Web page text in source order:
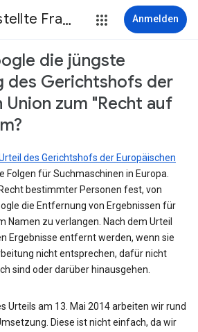
Häufig gestellte Fragen Anmelden
die jüngste
des Gerichtshofs der
Union zum "Recht auf
des Gerichtshofs der Europäischen
Folgen für Suchmaschinen in Europa.
bestimmter Personen fest, von
die Entfernung von Ergebnissen für
Namen zu verlangen. Nach dem Urteil
Ergebnisse entfernt werden, wenn sie
nicht entsprechen, dafür nicht
sind oder darüber hinausgehen.
Urteils am 13. Mai 2014 arbeiten wir rund
Diese ist nicht einfach, da wir